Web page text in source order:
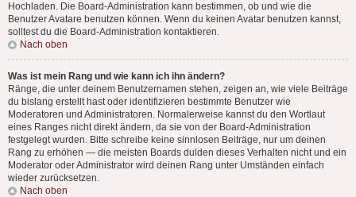
Hochladen. Die Board-Administration kann bestimmen, ob und wie die
Benutzer Avatare benutzen können. Wenn du keinen Avatar benutzen kannst,
solltest du die Board-Administration kontaktieren.
Nach oben
Was ist mein Rang und wie kann ich ihn ändern?
Ränge, die unter deinem Benutzernamen stehen, zeigen an, wie viele Beiträge
du bislang erstellt hast oder identifizieren bestimmte Benutzer wie
Moderatoren und Administratoren. Normalerweise kannst du den Wortlaut
eines Ranges nicht direkt ändern, da sie von der Board-Administration
festgelegt wurden. Bitte schreibe keine sinnlosen Beiträge, nur um deinen
Rang zu erhöhen — die meisten Boards dulden dieses Verhalten nicht und ein
Moderator oder Administrator wird deinen Rang unter Umständen einfach
wieder zurücksetzen.
Nach oben